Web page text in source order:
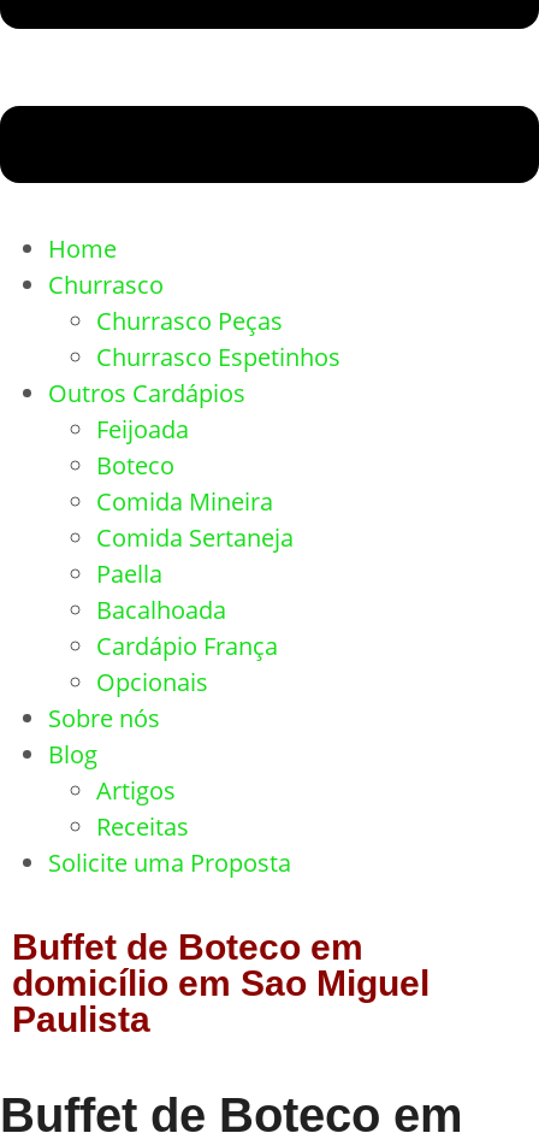
Home
Churrasco
Churrasco Peças
Churrasco Espetinhos
Outros Cardápios
Feijoada
Boteco
Comida Mineira
Comida Sertaneja
Paella
Bacalhoada
Cardápio França
Opcionais
Sobre nós
Blog
Artigos
Receitas
Solicite uma Proposta
Buffet de Boteco em
domicílio em Sao Miguel
Paulista
Buffet de Boteco em